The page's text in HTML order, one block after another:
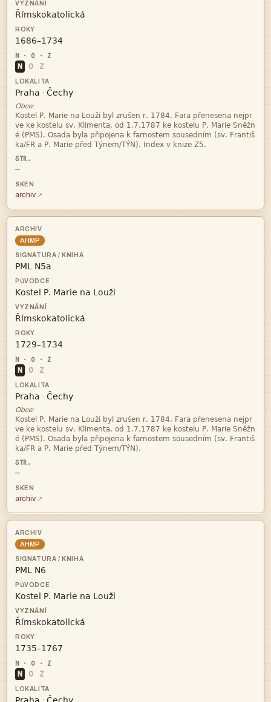


N O Z
 · 
Obce:




—
archiv
AHMP




N O Z
 · 
Obce:




—
archiv
AHMP




N O Z